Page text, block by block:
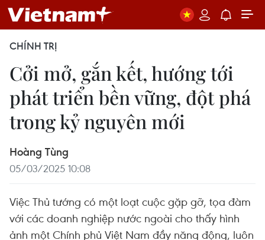
CHÍNH TRỊ
Cởi mở, gắn kết, hướng tới
phát triển bền vững, đột phá
trong kỷ nguyên mới
Hoàng Tùng
05/03/2025 10:08
Việc Thủ tướng có một loạt cuộc gặp gỡ, tọa đàm
với các doanh nghiệp nước ngoài cho thấy hình
ảnh một Chính phủ Việt Nam đầy năng động, luôn